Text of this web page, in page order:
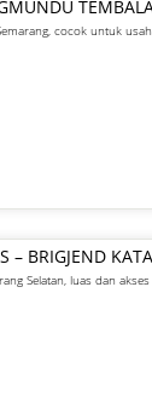
cocok untuk
– BRIGJEND
Selatan, luas dan